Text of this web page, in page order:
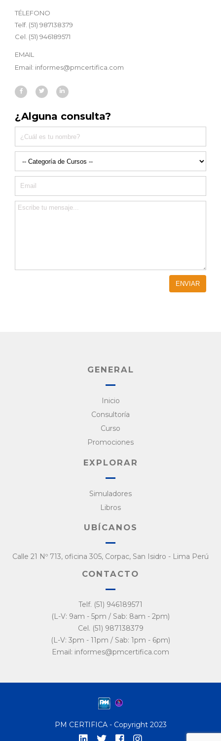
TÉLEFONO
Telf. (51) 987138379
Cel. (51) 946189571
EMAIL
Email: informes@pmcertifica.com
¿Alguna consulta?
GENERAL
Inicio
Consultoría
Curso
Promociones
EXPLORAR
Simuladores
Libros
UBÍCANOS
Calle 21 Nº 713, oficina 305, Corpac, San Isidro - Lima Perú
CONTACTO
Telf. (51) 946189571
(L-V: 9am - 5pm / Sab: 8am - 2pm)
Cel. (51) 987138379
(L-V: 3pm - 11pm / Sab: 1pm - 6pm)
Email: informes@pmcertifica.com
PM CERTIFICA - Copyright 2023